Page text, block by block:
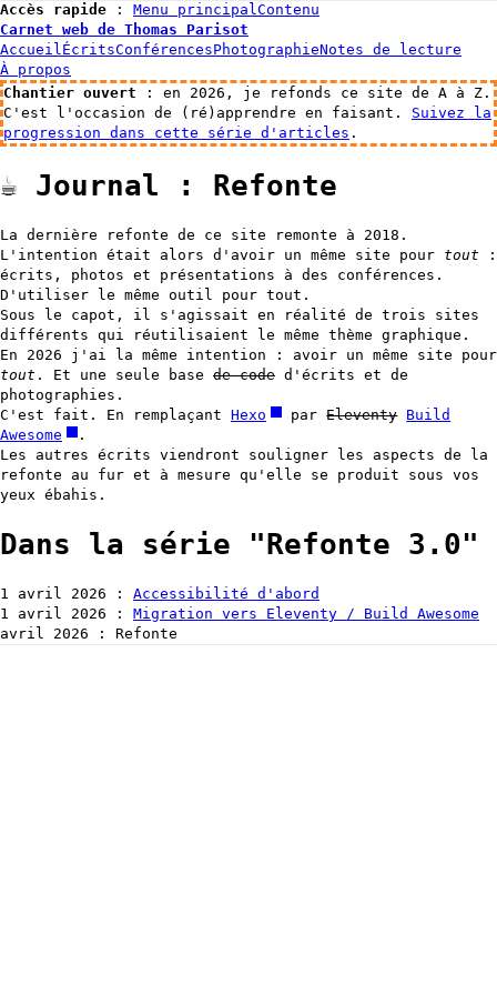
Accès rapide : Menu principalContenu
Carnet web de Thomas Parisot
AccueilÉcritsConférencesPhotographieNotes de lecture
À propos
Chantier ouvert : en 2026, je refonds ce site de A à Z.
C'est l'occasion de (ré)apprendre en faisant. Suivez la
progression dans cette série d'articles .
☕️ Journal : Refonte
La dernière refonte de ce site remonte à 2018.
L'intention était alors d'avoir un même site pour tout :
écrits, photos et présentations à des conférences.
D'utiliser le même outil pour tout.
Sous le capot, il s'agissait en réalité de trois sites
différents qui réutilisaient le même thème graphique.
En 2026 j'ai la même intention : avoir un même site pour
tout . Et une seule base de code d'écrits et de
photographies.
C'est fait. En remplaçant Hexo parEleventy Build
Awesome
.
Les autres écrits viendront souligner les aspects de la
refonte au fur et à mesure qu'elle se produit sous vos
yeux ébahis.
Dans la série Refonte 3.0
1 avril 2026 :
Accessibilité d'abord
1 avril 2026 :
Migration vers Eleventy / Build Awesome
avril 2026
: Refonte